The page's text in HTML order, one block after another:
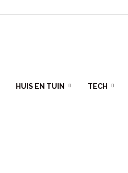
HUIS EN TUIN TECH